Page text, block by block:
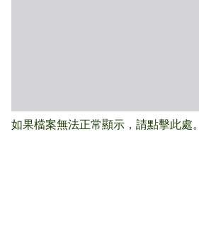
如果檔案無法正常顯示，請點擊此處。